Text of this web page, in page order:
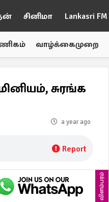
சினிமா Lankasri FM
வாழ்க்கைமுறை
சுரங்க
a year ago
Report
விளம்பரம்